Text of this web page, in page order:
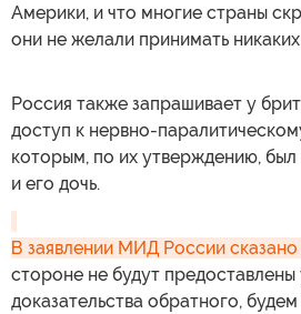
Америки, и что многие страны
они не желали принимать
Россия также запрашивает у
доступ к нервно-
которым, по их утверждению,
и его дочь.
В заявлении МИД России сказано
стороне не будут предоставлены
доказательства обратного,